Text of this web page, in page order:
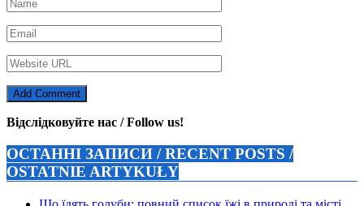
Відслідковуйте нас / Follow us!
ОСТАННІ ЗАПИСИ / RECENT POSTS /
OSTATNIE ARTYKUŁY